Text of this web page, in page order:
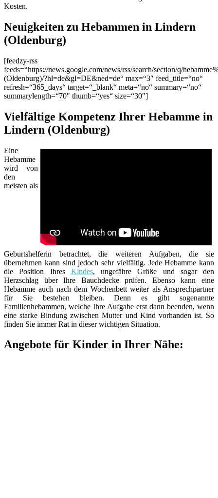
Kosten.
Neuigkeiten zu Hebammen in Lindern
(Oldenburg)
[feedzy-rss
feeds=“https://news.google.com/news/rss/search/section/q/
(Oldenburg)/?hl=de&gl=DE&ned=de“ max=“3″ feed_title=“no“
refresh=“365_days“ target=“_blank“ meta=“no“ summary=“no“
summarylength=“70″ thumb=“yes“ size=“30″]
Vielfältige Kompetenz Ihrer Hebamme in
Lindern (Oldenburg)
Eine
Hebamme
wird von
den
meisten als
Geburtshelferin betrachtet, die weiteren Aufgaben, die sie
übernehmen kann sind jedoch sehr vielfältig. Jede Hebamme kann
die Position Ihres Kindes, ungefähre Größe und sogar den
Herzschlag über Ihre Bauchdecke prüfen. Ebenso kann eine
Hebamme auch nach dem Wochenbett weiter als Ansprechpartner
für Sie bestehen bleiben. Denn es gibt sogenannte
Familienhebammen, welche Ihre Aufgabe erst dann beenden, wenn
eine starke Bindung zwischen Mutter und Kind vorhanden ist. So
finden Sie immer Rat in dieser wichtigen Situation.
Angebote für Kinder in Ihrer Nähe: